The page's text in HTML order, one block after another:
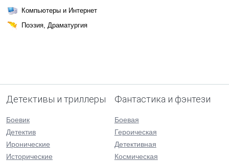
Компьютеры и Интернет
Поэзия, Драматургия
Детективы и триллеры
Боевик
Детектив
Иронические
Исторические
Фантастика и фэнтези
Боевая
Героическая
Детективная
Космическая